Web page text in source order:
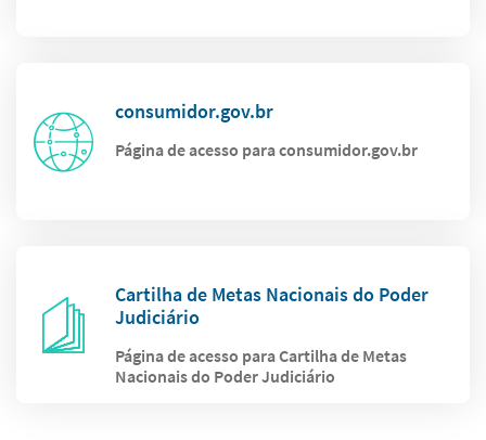
consumidor.gov.br
Página de acesso para consumidor.gov.br
Cartilha de Metas Nacionais do Poder
Judiciário
Página de acesso para Cartilha de Metas
Nacionais do Poder Judiciário